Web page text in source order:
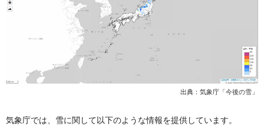
出典： 気象庁「今後の雪」
気象庁では、雪に関して以下のような情報を提供しています。